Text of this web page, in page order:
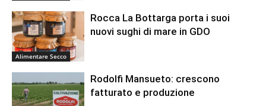
Alimentare Secco
Rocca La Bottarga porta i suoi
nuovi sughi di mare in GDO
Rodolfi Mansueto: crescono
fatturato e produzione